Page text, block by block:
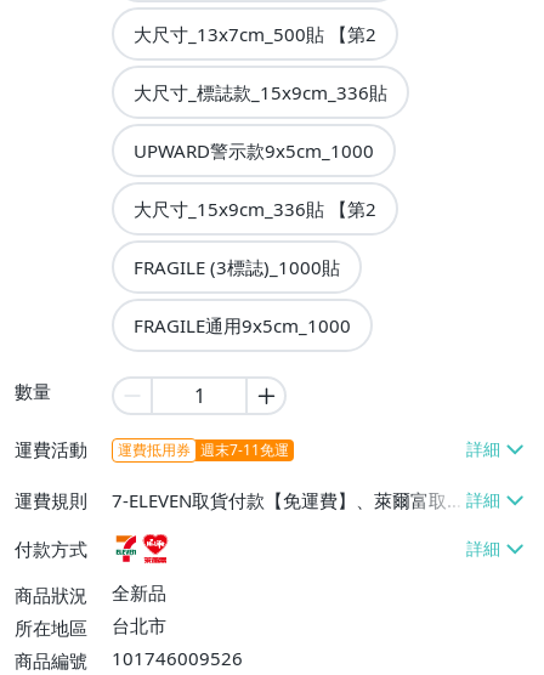
大尺寸_13x7cm_500貼 【第2
大尺寸_標誌款_15x9cm_336貼
UPWARD警示款9x5cm_1000
大尺寸_15x9cm_336貼 【第2
FRAGILE (3標誌)_1000貼
FRAGILE通用9x5cm_1000
數量
運費活動 運費抵用券 週末7-11免運
運費規則
7-ELEVEN取貨付款【免運費】、萊爾富取
貨付款【免運費】
付款方式
商品狀況
全新品
所在地區
台北市
商品編號
101746009526